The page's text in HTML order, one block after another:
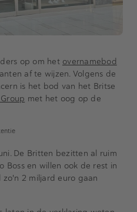
op om het overnamebod
af te wijzen. Volgens de
is het bod van het Britse
met het oog op de
De Britten bezitten al ruim
Boss en willen ook de rest in
2 miljard euro gaan